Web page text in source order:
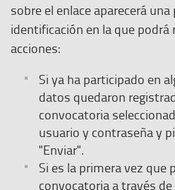
sobre el enlace aparecerá
identificación en la que podrá
acciones:
Si ya ha participado en
datos quedaron
convocatoria
usuario y contraseña y
"Enviar".
Si es la primera vez que
convocatoria a través